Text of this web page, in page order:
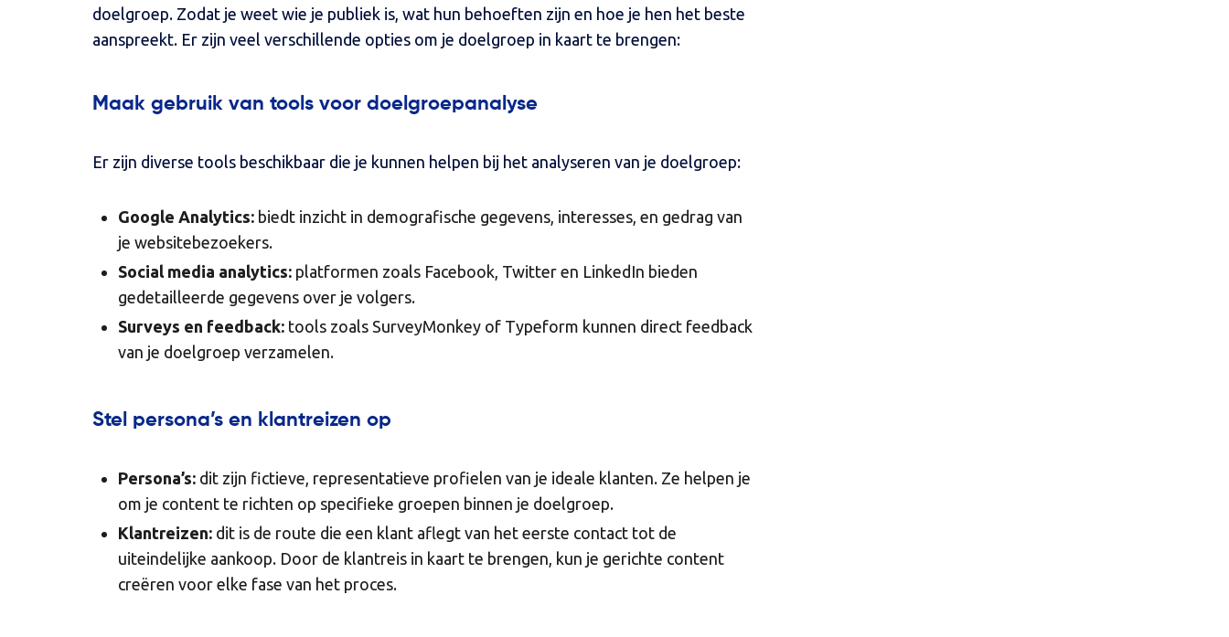
doelgroep. Zodat je weet wie je publiek is, wat hun behoeften zijn en hoe je hen het beste
aanspreekt. Er zijn veel verschillende opties om je doelgroep in kaart te brengen:
Maak gebruik van tools voor doelgroepanalyse
Er zijn diverse tools beschikbaar die je kunnen helpen bij het analyseren van je doelgroep:
Google Analytics:biedt inzicht in demografische gegevens, interesses, en gedrag van
je websitebezoekers.
Social media analytics:platformen zoals Facebook, Twitter en LinkedIn bieden
gedetailleerde gegevens over je volgers.
Surveys en feedback:tools zoals SurveyMonkey of Typeform kunnen direct feedback
van je doelgroep verzamelen.
Stel persona’s en klantreizen op
Persona’s: dit zijn fictieve, representatieve profielen van je ideale klanten. Ze helpen je
om je content te richten op specifieke groepen binnen je doelgroep.
Klantreizen:dit is de route die een klant aflegt van het eerste contact tot de
uiteindelijke aankoop. Door de klantreis in kaart te brengen, kun je gerichte content
creëren voor elke fase van het proces.